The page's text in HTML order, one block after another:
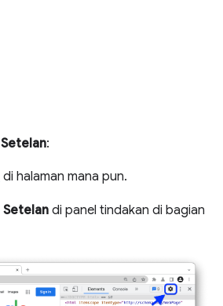
Setelan:
di halaman mana pun.
Setelan di panel tindakan di bagian